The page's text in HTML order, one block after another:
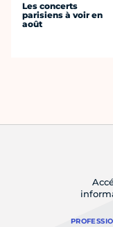
Les concerts
parisiens à voir en
août